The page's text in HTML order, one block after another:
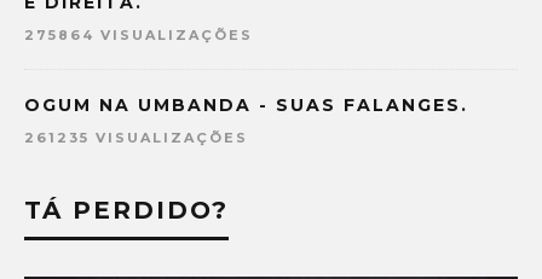
275864 VISUALIZAÇÕES
OGUM NA UMBANDA - SUAS FALANGES.
261235 VISUALIZAÇÕES
TÁ PERDIDO?